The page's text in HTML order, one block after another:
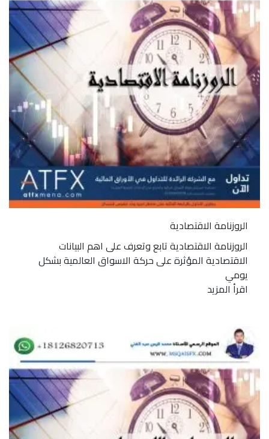
الروزنامة الاقتصادية
الروزنامة الاقتصادية تابع وتعرف على اهم البيانات
الاقتصادية المؤثرة على حركة الاسواق العالمية بشكل
يومي
اقرأ المزيد